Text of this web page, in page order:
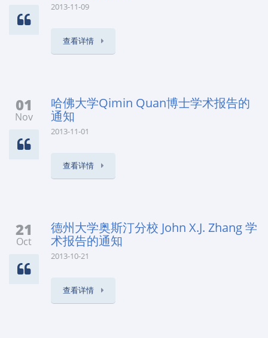
2013-11-09
查看详情
01
Nov
哈佛大学Qimin Quan博士学术报告的
通知
2013-11-01
查看详情
21
Oct
德州大学奥斯汀分校 John X.J. Zhang 学
术报告的通知
2013-10-21
查看详情